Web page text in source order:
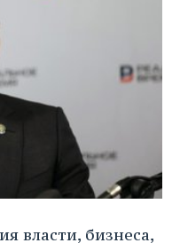
власти, бизнеса,